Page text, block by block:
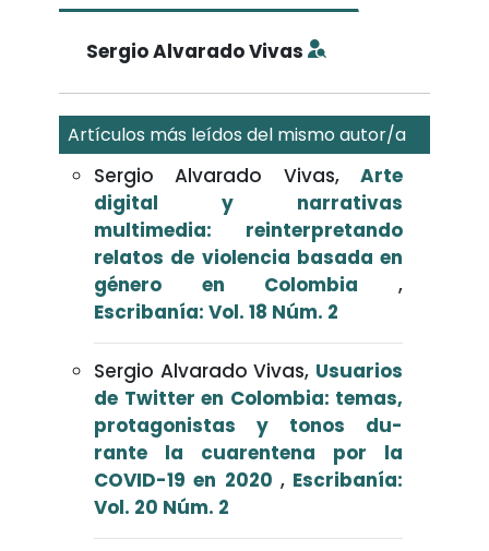
Sergio Alvarado Vivas
Artículos más leídos del mismo autor/a
Sergio Alvarado Vivas, Arte
digital y narrativas
multimedia: reinterpretando
relatos de violencia basada en
género en Colombia ,
Escribanía: Vol. 18 Núm. 2
Sergio Alvarado Vivas, Usuarios
de Twitter en Colombia: temas,
protagonistas y tonos du-
rante la cuarentena por la
COVID-19 en 2020 , Escribanía:
Vol. 20 Núm. 2